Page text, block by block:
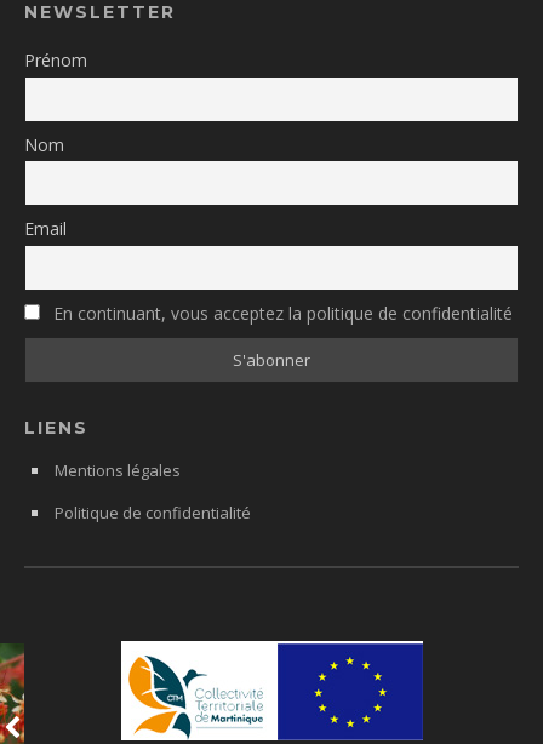
NEWSLETTER
Prénom
Nom
Email
En continuant, vous acceptez la politique de confidentialité
LIENS
Mentions légales
Politique de confidentialité